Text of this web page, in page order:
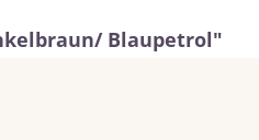
Blaupetrol"